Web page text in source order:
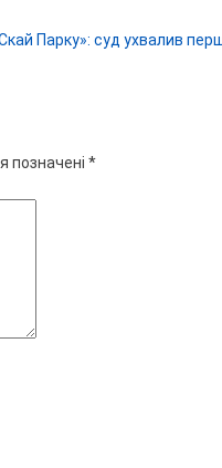
Парку»: суд ухвалив
позначені *